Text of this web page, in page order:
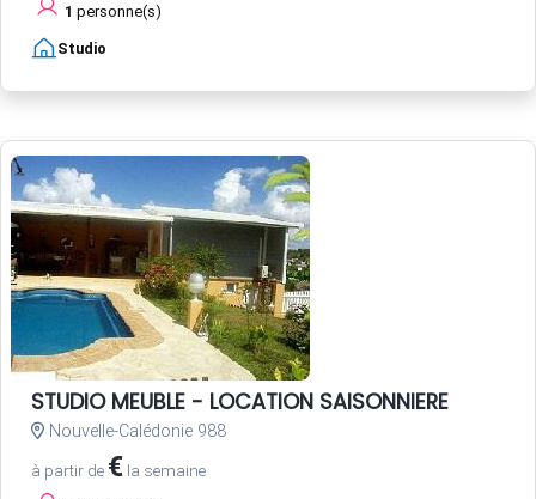
1 personne(s)
Studio
STUDIO MEUBLE - LOCATION SAISONNIERE
Nouvelle-Calédonie 988
à partir de € la semaine